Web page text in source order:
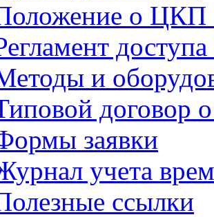
о
и
договор
заявки
учета
ссылки